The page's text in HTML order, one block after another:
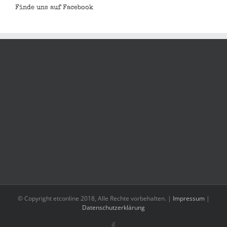
Finde uns auf Facebook
© Copyright etconline 2018, Alle Rechte vorbehalten. | Impressum |
Datenschutzerklärung